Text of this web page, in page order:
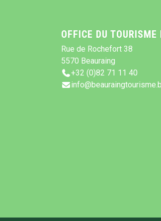
OFFICE DU TOURISME
Rue de Rochefort 38
5570 Beauraing
+32 (0)82 71 11 40